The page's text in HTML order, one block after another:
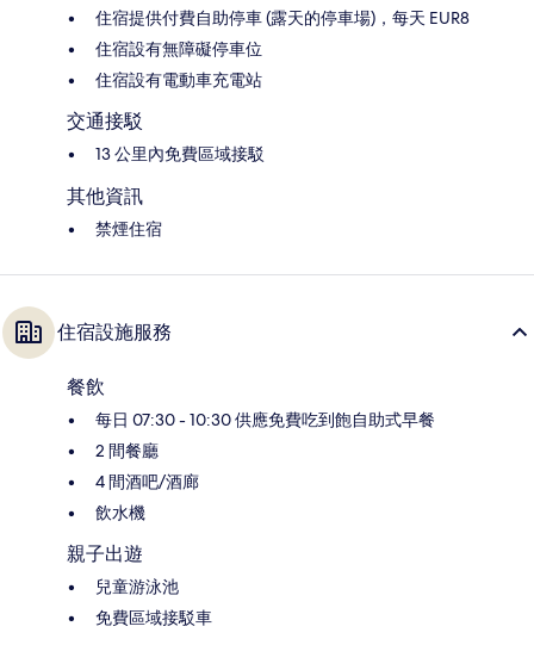
住宿提供付費自助停車 (露天的停車場)，每天 EUR8
住宿設有無障礙停車位
住宿設有電動車充電站
交通接駁
13 公里內免費區域接駁
其他資訊
禁煙住宿
住宿設施服務
餐飲
每日 07:30 - 10:30 供應免費吃到飽自助式早餐
2 間餐廳
4 間酒吧/酒廊
飲水機
親子出遊
兒童游泳池
免費區域接駁車